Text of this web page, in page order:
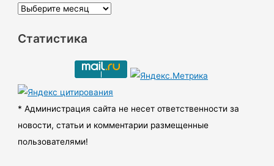
А
х
ы
Статистика
* Администрация сайта не несет ответственности за
новости, статьи и комментарии размещенные
пользователями!